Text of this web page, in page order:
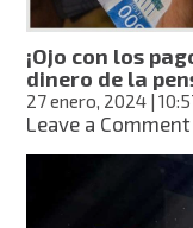
¡Ojo con los
dinero de la
27 enero, 2024 |
Leave a Comment